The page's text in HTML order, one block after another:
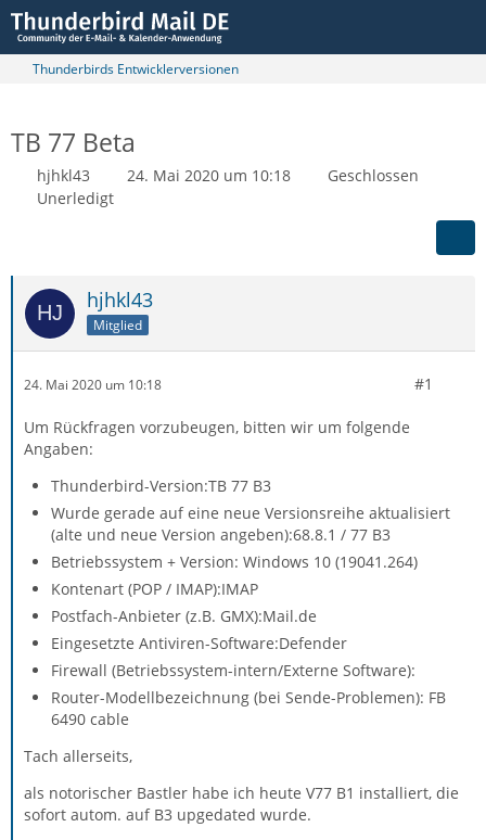
Thunderbirds Entwicklerversionen
TB 77 Beta
hjhkl43 24. Mai 2020 um 10:18
Geschlossen
Unerledigt
hjhkl43
Mitglied
24. Mai 2020 um 10:18 #1
Um Rückfragen vorzubeugen, bitten wir um folgende
Angaben:
Thunderbird-Version:TB 77 B3
Wurde gerade auf eine neue Versionsreihe aktualisiert
(alte und neue Version angeben):68.8.1 / 77 B3
Betriebssystem + Version: Windows 10 (19041.264)
Kontenart (POP / IMAP):IMAP
Postfach-Anbieter (z.B. GMX):Mail.de
Eingesetzte Antiviren-Software:Defender
Firewall (Betriebssystem-intern/Externe Software):
Router-Modellbezeichnung (bei Sende-Problemen): FB
6490 cable
Tach allerseits,
als notorischer Bastler habe ich heute V77 B1 installiert, die
sofort autom. auf B3 upgedated wurde.